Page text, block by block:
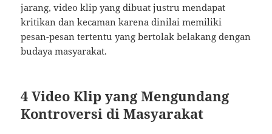
jarang, video klip yang dibuat justru mendapat
kritikan dan kecaman karena dinilai memiliki
pesan-pesan tertentu yang bertolak belakang dengan
budaya masyarakat.
4 Video Klip yang Mengundang
Kontroversi di Masyarakat